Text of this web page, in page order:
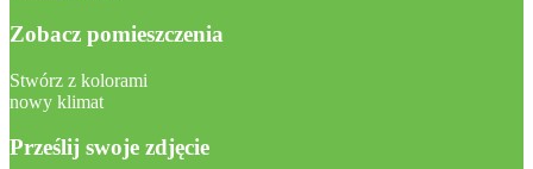
Zobacz pomieszczenia
Stwórz z kolorami
nowy klimat
Prześlij swoje zdjęcie